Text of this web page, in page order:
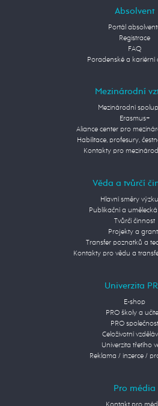
Absolvent
Portál
Registrace
FAQ
Poradenské a kariérní
Mezinárodní
Mezinárodní
Erasmus+
Aliance center pro
Habilitace, profesury,
Kontakty pro
Věda a tvůrčí
Hlavní směry
Publikační a
Tvůrčí činnost
Projekty a
Transfer poznatků a
Kontakty pro vědu a
Univerzita
E-shop
PRO školy a
PRO společnost
Celoživotní
Univerzita třetího
Reklama / inzerce /
Pro média